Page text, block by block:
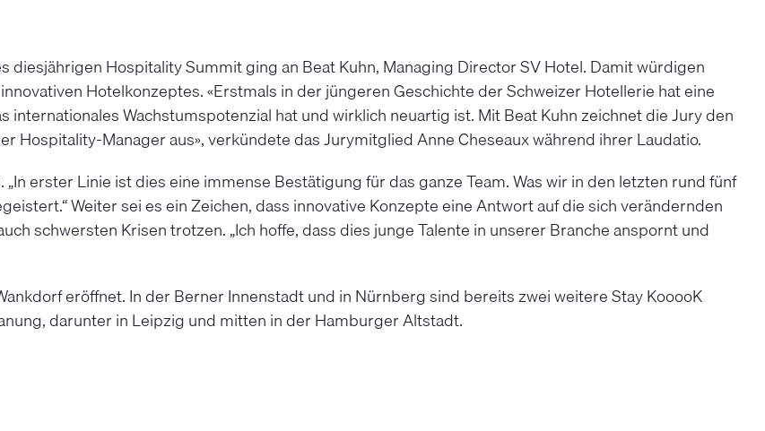
diesjährigen Hospitality Summit ging an Beat Kuhn, Managing Director SV Hotel. Damit würdigen
Hotelkonzeptes. «Erstmals in der jüngeren Geschichte der Schweizer Hotellerie hat eine
Wachstumspotenzial hat und wirklich neuartig ist. Mit Beat Kuhn zeichnet die Jury den
Hospitality-Manager aus», verkündete das Jurymitglied Anne Cheseaux während ihrer Laudatio.
erster Linie ist dies eine immense Bestätigung für das ganze Team. Was wir in den letzten rund fünf
Weiter sei es ein Zeichen, dass innovative Konzepte eine Antwort auf die sich verändernden
schwersten Krisen trotzen. „Ich hoffe, dass dies junge Talente in unserer Branche anspornt und
eröffnet. In der Berner Innenstadt und in Nürnberg sind bereits zwei weitere Stay KooooK
darunter in Leipzig und mitten in der Hamburger Altstadt.